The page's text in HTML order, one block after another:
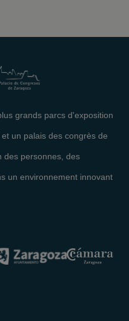
grands parcs d'exposition
un palais des congrès de
des personnes, des
un environnement innovant